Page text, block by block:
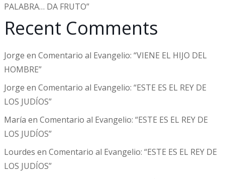
PALABRA… DA FRUTO”
Recent Comments
Jorge en Comentario al Evangelio: “VIENE EL HIJO DEL
HOMBRE”
Jorge en Comentario al Evangelio: “ESTE ES EL REY DE
LOS JUDÍOS”
María en Comentario al Evangelio: “ESTE ES EL REY DE
LOS JUDÍOS”
Lourdes en Comentario al Evangelio: “ESTE ES EL REY DE
LOS JUDÍOS”